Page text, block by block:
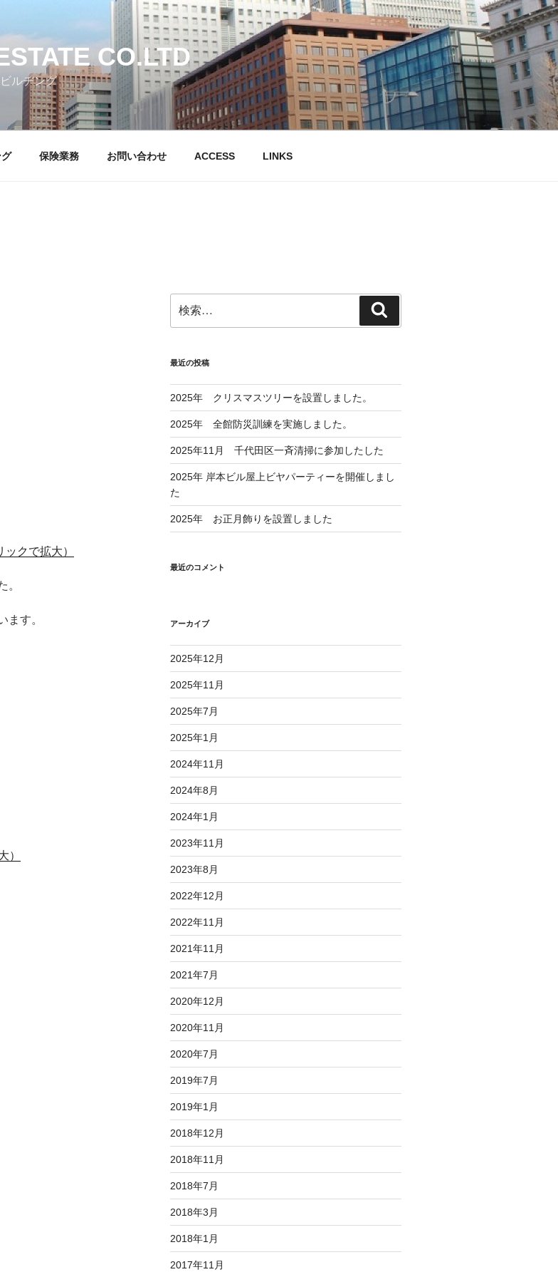
CO.LTD
ルヂング
保険業務 お問い合わせ ACCESS LINKS
ックで拡大）
。
ます。
）
索:
索
最近の投稿
2025年 クリスマスツリーを設置しました。
2025年 全館防災訓練を実施しました。
2025年11月 千代田区一斉清掃に参加したした
2025年 岸本ビル屋上ビヤパーティーを開催しまし
た
2025年 お正月飾りを設置しました
最近のコメント
アーカイブ
2025年12月
2025年11月
2025年7月
2025年1月
2024年11月
2024年8月
2024年1月
2023年11月
2023年8月
2022年12月
2022年11月
2021年11月
2021年7月
2020年12月
2020年11月
2020年7月
2019年7月
2019年1月
2018年12月
2018年11月
2018年7月
2018年3月
2018年1月
2017年11月